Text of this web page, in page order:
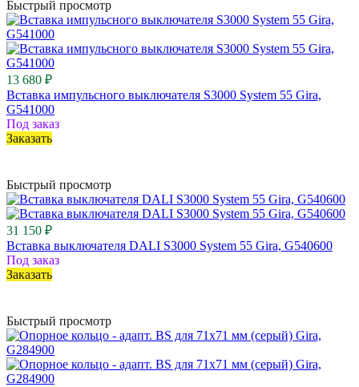
Быстрый просмотр
13 680 ₽
Вставка импульсного выключателя S3000 System 55 Gira,
G541000
Под заказ
Заказать
Быстрый просмотр
31 150 ₽
Вставка выключателя DALI S3000 System 55 Gira, G540600
Под заказ
Заказать
Быстрый просмотр